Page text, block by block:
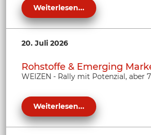
Weiterlesen...
20. Juli 2026
Rohstoffe & Emerging
WEIZEN - Rally mit Potenzial, aber
Weiterlesen...